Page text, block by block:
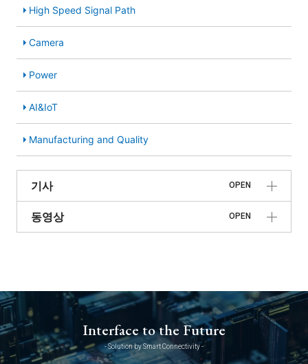
High Speed Signal Path
Camera
Power
AI&IoT
Manufacturing and Quality
기사 OPEN
동영상 OPEN
Interface to the Future
- Solution by Smart Connectivity -